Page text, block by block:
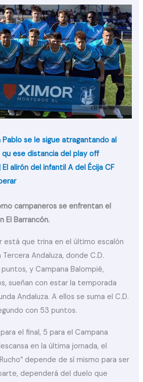
Pablo se le sigue atragantando al
qu ese distancia del play off
El alirón del infantil A del Écija CF
campaneros se enfrentan el
El Barrancón.
está que trina en el último escalón
Andaluza, donde C.D.
y Campana Balompié,
sueñan con estar la temporada
Andaluza. A ellos se suma el C.D.
con 53 puntos.
el final, 5 para el Campana
en la última jornada, el
depende de sí mismo para ser
dependerá del duelo que